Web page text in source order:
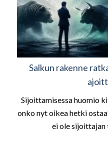
Salkun rakenne
Sijoittamisessa huomio
onko nyt oikea hetki
ei ole sijoittajan